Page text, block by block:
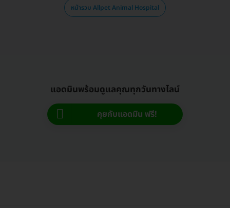
หน้ารวม Allpet Animal Hospital
แอดมินพร้อมดูแลคุณทุกวันทางไลน์
คุยกับแอดมิน ฟรี!